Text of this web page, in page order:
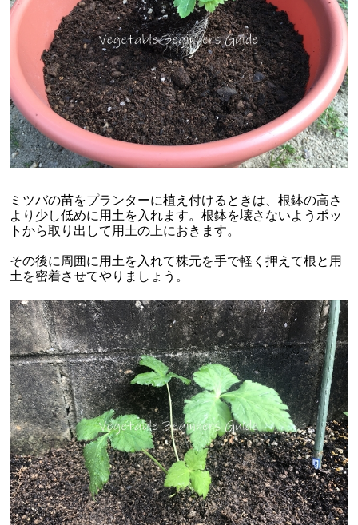
ミツバの苗をプランターに植え付けるときは、根鉢の高さ
より少し低めに用土を入れます。根鉢を壊さないようポッ
トから取り出して用土の上におきます。
その後に周囲に用土を入れて株元を手で軽く押えて根と用
土を密着させてやりましょう。